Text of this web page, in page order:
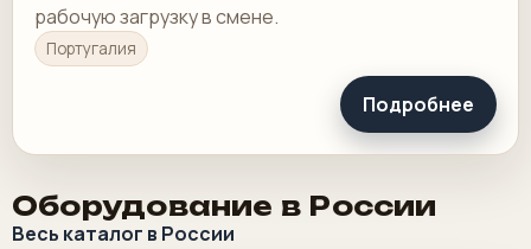
рабочую загрузку в смене.
Португалия
Подробнее
Оборудование в России
Весь каталог в России